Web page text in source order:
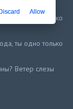
ты одно только
ты одно только
Ветер слезы
ста, разучилась
Allow